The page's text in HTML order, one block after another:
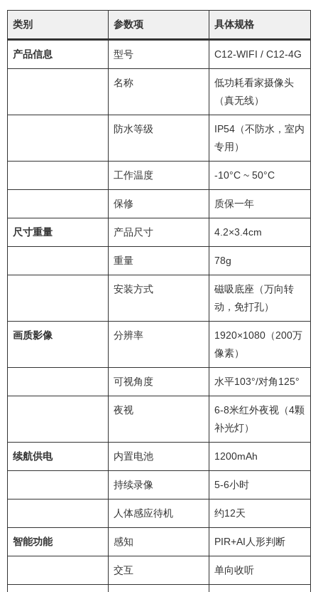
类别 参数项 具体规格
产品信息 型号 C12-WIFI / C12-4G
名称
低功耗看家摄像头
（真无线）
防水等级
IP54（不防水，室内
专用）
工作温度 -10°C ~ 50°C
保修 质保一年
尺寸重量 产品尺寸 4.2×3.4cm
重量 78g
安装方式
磁吸底座（万向转
动，免打孔）
画质影像 分辨率
1920×1080（200万
像素）
可视角度 水平103°/对角125°
夜视
6-8米红外夜视（4颗
补光灯）
续航供电 内置电池 1200mAh
持续录像 5-6小时
人体感应待机 约12天
智能功能 感知 PIR+AI人形判断
交互 单向收听